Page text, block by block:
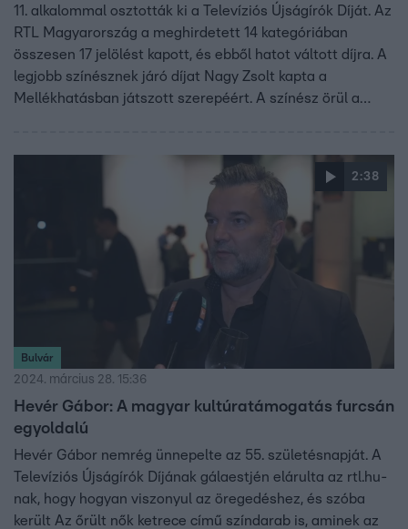
11. alkalommal osztották ki a Televíziós Újságírók Díját. Az
RTL Magyarország a meghirdetett 14 kategóriában
összesen 17 jelölést kapott, és ebből hatot váltott díjra. A
legjobb színésznek járó díjat Nagy Zsolt kapta a
Mellékhatásban játszott szerepéért. A színész örül a
2:38
Bulvár
2024. március 28. 15:36
Hevér Gábor: A magyar kultúratámogatás furcsán
egyoldalú
Hevér Gábor nemrég ünnepelte az 55. születésnapját. A
Televíziós Újságírók Díjának gálaestjén elárulta az rtl.hu-
nak, hogy hogyan viszonyul az öregedéshez, és szóba
került Az őrült nők ketrece című színdarab is, aminek az